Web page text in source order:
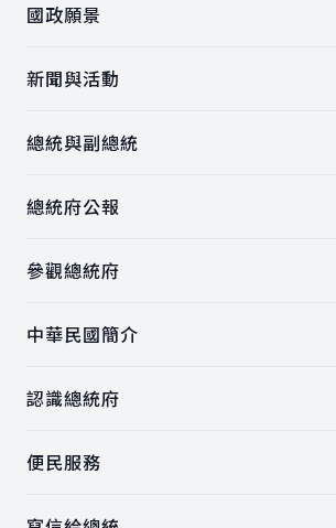
國政願景
新聞與活動
總統與副總統
總統府公報
參觀總統府
中華民國簡介
認識總統府
便民服務